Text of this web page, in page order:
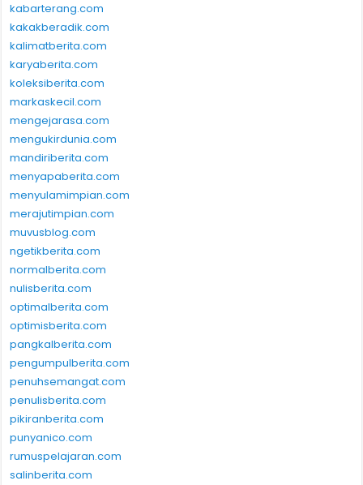
kabarterang.com
kakakberadik.com
kalimatberita.com
karyaberita.com
koleksiberita.com
markaskecil.com
mengejarasa.com
mengukirdunia.com
mandiriberita.com
menyapaberita.com
menyulamimpian.com
merajutimpian.com
muvusblog.com
ngetikberita.com
normalberita.com
nulisberita.com
optimalberita.com
optimisberita.com
pangkalberita.com
pengumpulberita.com
penuhsemangat.com
penulisberita.com
pikiranberita.com
punyanico.com
rumuspelajaran.com
salinberita.com